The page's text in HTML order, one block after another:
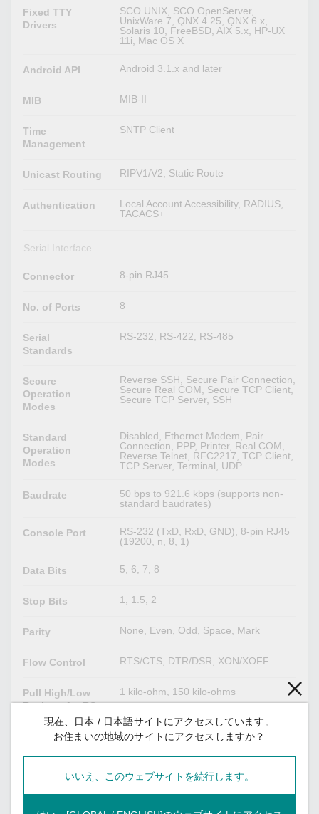
Fixed TTY
Drivers
SCO UNIX, SCO OpenServer,
UnixWare 7, QNX 4.25, QNX 6.x,
Solaris 10, FreeBSD, AIX 5.x, HP-UX
11i, Mac OS X
Android API Android 3.1.x and later
MIB MIB-II
Time
Management
SNTP Client
Unicast Routing RIPV1/V2, Static Route
Authentication
Local Account Accessibility, RADIUS,
TACACS+
Serial Interface
Connector 8-pin RJ45
No. of Ports 8
Serial
Standards
RS-232, RS-422, RS-485
Secure
Operation
Modes
Reverse SSH, Secure Pair Connection,
Secure Real COM, Secure TCP Client,
Secure TCP Server, SSH
Standard
Operation
Modes
Disabled, Ethernet Modem, Pair
Connection, PPP, Printer, Real COM,
Reverse Telnet, RFC2217, TCP Client,
TCP Server, Terminal, UDP
Baudrate
50 bps to 921.6 kbps (supports non-
standard baudrates)
Console Port
RS-232 (TxD, RxD, GND), 8-pin RJ45
(19200, n, 8, 1)
Data Bits 5, 6, 7, 8
Stop Bits 1, 1.5, 2
Parity None, Even, Odd, Space, Mark
Flow Control RTS/CTS, DTR/DSR, XON/XOFF
Pull High/Low
Resistor for RS-
1 kilo-ohm, 150 kilo-ohms
control)
現在、日本 / 日本語サイトにアクセスしています。
お住まいの地域のサイトにアクセスしますか？
いいえ、このウェブサイトを続行します。